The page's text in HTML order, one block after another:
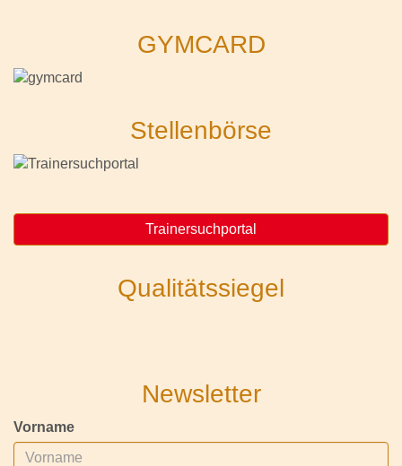
GYMCARD
Stellenbörse
Trainersuchportal
Qualitätssiegel
Newsletter
Vorname